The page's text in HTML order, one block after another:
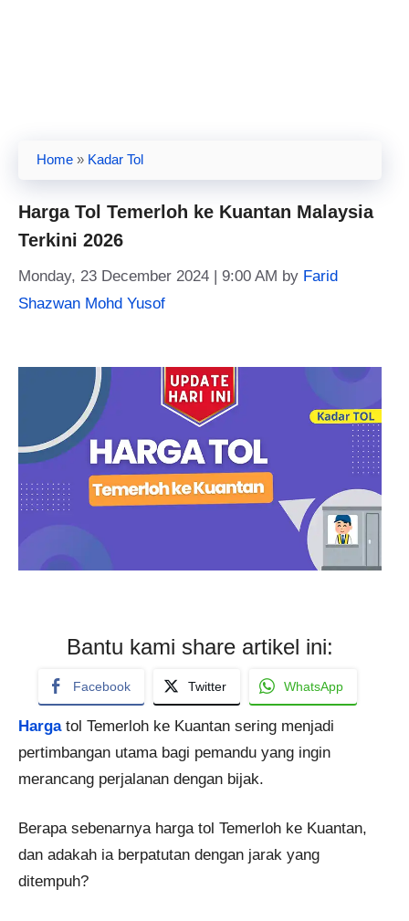
Home » Kadar Tol
Harga Tol Temerloh ke Kuantan Malaysia
Terkini 2026
Monday, 23 December 2024 | 9:00 AM by Farid
Shazwan Mohd Yusof
Bantu kami share artikel ini:
Facebook Twitter WhatsApp
Hargatol Temerloh ke Kuantan sering menjadi
pertimbangan utama bagi pemandu yang ingin
merancang perjalanan dengan bijak.
Berapa sebenarnya harga tol Temerloh ke Kuantan,
dan adakah ia berpatutan dengan jarak yang
ditempuh?